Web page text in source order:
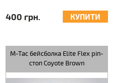
400 грн. КУПИТИ
M-Tac бейсболка Elite Flex ріп-
стоп Coyote Brown